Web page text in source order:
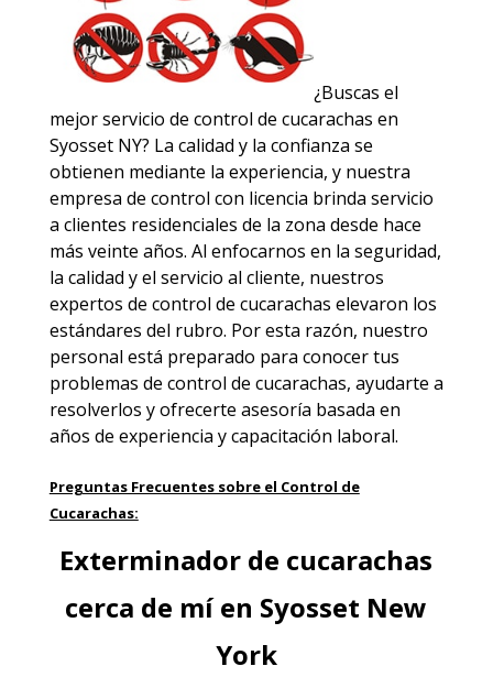
¿Buscas el
mejor servicio de control de cucarachas en
Syosset NY? La calidad y la confianza se
obtienen mediante la experiencia, y nuestra
empresa de control con licencia brinda servicio
a clientes residenciales de la zona desde hace
más veinte años. Al enfocarnos en la seguridad,
la calidad y el servicio al cliente, nuestros
expertos de control de cucarachas elevaron los
estándares del rubro. Por esta razón, nuestro
personal está preparado para conocer tus
problemas de control de cucarachas, ayudarte a
resolverlos y ofrecerte asesoría basada en
años de experiencia y capacitación laboral.
Preguntas Frecuentes sobre el Control de
Cucarachas:
Exterminador de cucarachas
cerca de mí en Syosset New
York